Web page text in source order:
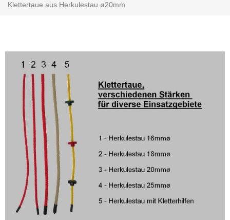
Klettertaue aus Herkulestau ø20mm